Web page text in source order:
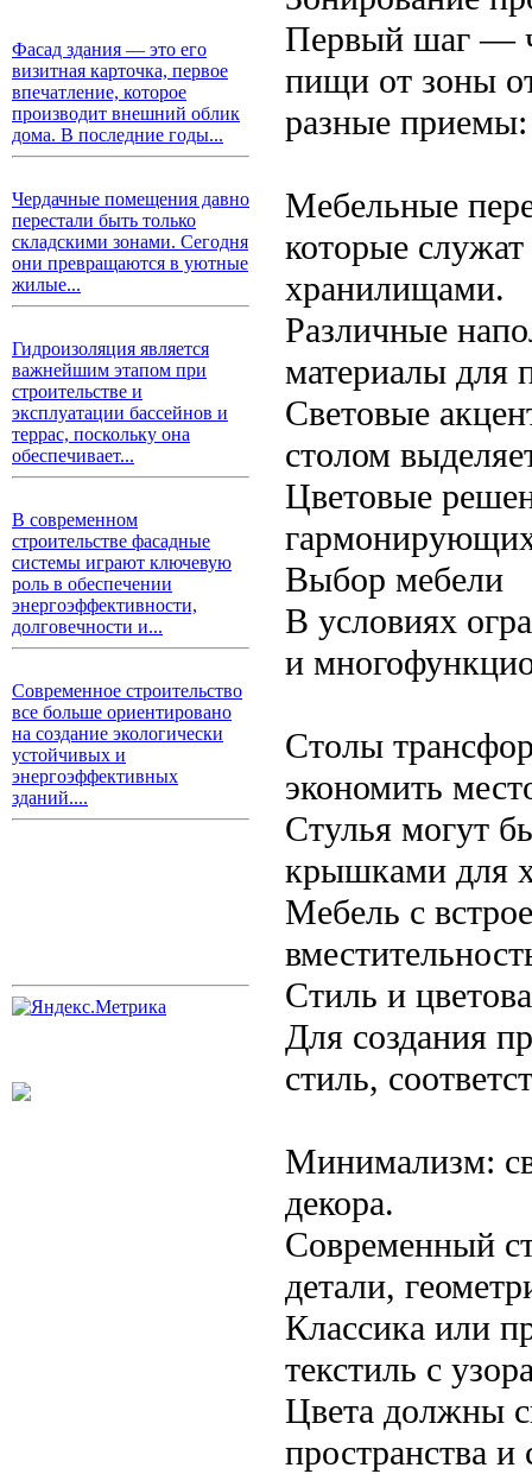
Фасад здания — это его
визитная карточка, первое
впечатление, которое
производит внешний облик
дома. В последние годы...
Чердачные помещения давно
перестали быть только
складскими зонами. Сегодня
они превращаются в уютные
жилые...
Гидроизоляция является
важнейшим этапом при
строительстве и
эксплуатации бассейнов и
террас, поскольку она
обеспечивает...
В современном
строительстве фасадные
системы играют ключевую
роль в обеспечении
энергоэффективности,
долговечности и...
Современное строительство
все больше ориентировано
на создание экологически
устойчивых и
энергоэффективных
зданий....
Первый шаг —
пищи от зоны
разные приемы:
Мебельные
которые
хранилищами.
Различные
материалы для
Световые
столом
Цветовые
гармонирующих
Выбор мебели
В условиях
и
Столы
экономить
Стулья могут
крышками для
Мебель с
Стиль и
Для создания
стиль,
Минимализм:
декора.
Современный
детали,
Классика или
текстиль с
Цвета должны
пространства